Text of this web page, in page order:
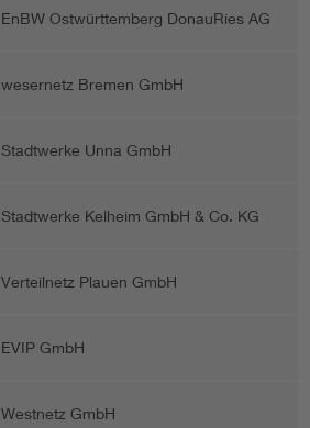
EnBW Ostwürttemberg DonauRies AG
wesernetz Bremen GmbH
Stadtwerke Unna GmbH
Stadtwerke Kelheim GmbH & Co. KG
Verteilnetz Plauen GmbH
EVIP GmbH
Westnetz GmbH